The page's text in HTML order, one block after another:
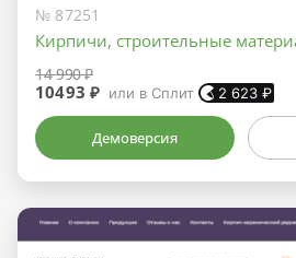
№ 87251
Кирпичи, строительные
14 990 ₽
10493 ₽ или в Сплит 2 623 ₽
Демоверсия